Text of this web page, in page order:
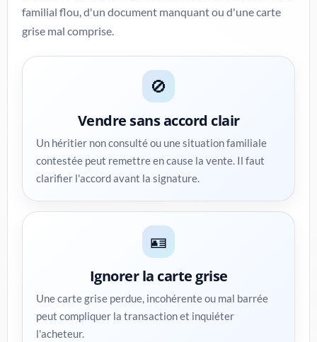
familial flou, d'un document manquant ou d'une carte
grise mal comprise.
🚫
Vendre sans accord clair
Un héritier non consulté ou une situation familiale
contestée peut remettre en cause la vente. Il faut
clarifier l'accord avant la signature.
🪪
Ignorer la carte grise
Une carte grise perdue, incohérente ou mal barrée
peut compliquer la transaction et inquiéter
l'acheteur.